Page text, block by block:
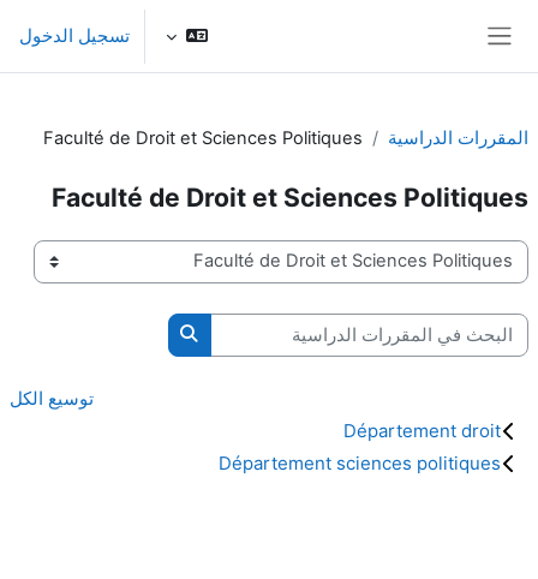
تسجيل الدخول
المقررات الدراسية Faculté de Droit et Sciences Politiques
Faculté de Droit et Sciences Politiques
تصنيفات المقررات
البحث في المقررات الدراسية
البحث في المقررات
توسيع الكل
Département droit
Département sciences politiques